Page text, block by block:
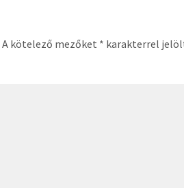
A kötelező mezőket * karakterrel